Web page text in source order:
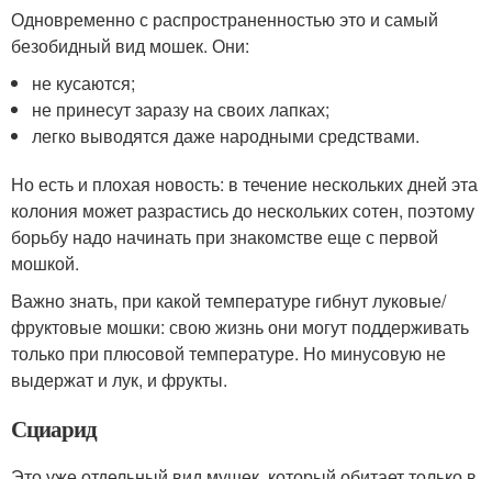
Одновременно с распространенностью это и самый
безобидный вид мошек. Они:
не кусаются;
не принесут заразу на своих лапках;
легко выводятся даже народными средствами.
Но есть и плохая новость: в течение нескольких дней эта
колония может разрастись до нескольких сотен, поэтому
борьбу надо начинать при знакомстве еще с первой
мошкой.
Важно знать, при какой температуре гибнут луковые/
фруктовые мошки: свою жизнь они могут поддерживать
только при плюсовой температуре. Но минусовую не
выдержат и лук, и фрукты.
Сциарид